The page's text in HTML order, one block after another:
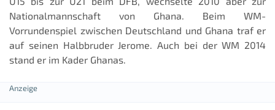
Nationalmannschaft von Ghana. Beim WM-
Vorrundenspiel zwischen Deutschland und Ghana traf er
auf seinen Halbbruder Jerome. Auch bei der WM 2014
stand er im Kader Ghanas.